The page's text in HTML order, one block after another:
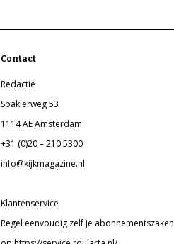
Contact
Redactie
Spaklerweg 53
1114 AE Amsterdam
+31 (0)20 – 210 5300
info@kijkmagazine.nl
Klantenservice
Regel eenvoudig zelf je abonnementszaken